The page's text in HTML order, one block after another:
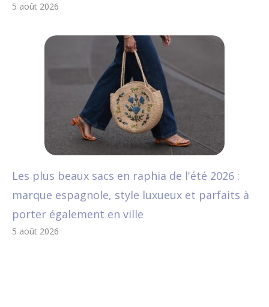
5 août 2026
Les plus beaux sacs en raphia de l'été 2026 :
marque espagnole, style luxueux et parfaits à
porter également en ville
5 août 2026